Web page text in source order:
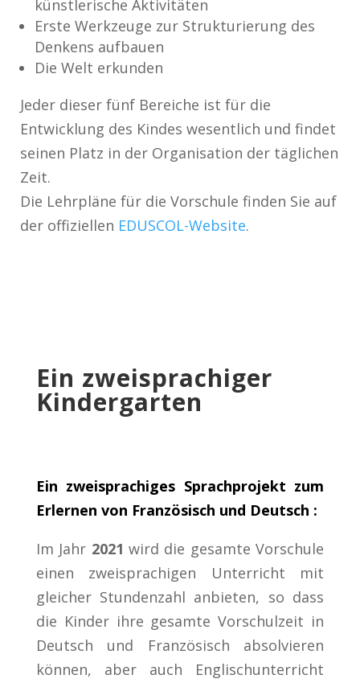
künstlerische Aktivitäten
Erste Werkzeuge zur Strukturierung des
Denkens aufbauen
Die Welt erkunden
Jeder dieser fünf Bereiche ist für die
Entwicklung des Kindes wesentlich und findet
seinen Platz in der Organisation der täglichen
Zeit.
Die Lehrpläne für die Vorschule finden Sie auf
der offiziellen EDUSCOL-Website.
Ein zweisprachiger
Kindergarten
Ein zweisprachiges Sprachprojekt zum
Erlernen von Französisch und Deutsch :
Im Jahr 2021 wird die gesamte Vorschule
einen zweisprachigen Unterricht mit
gleicher Stundenzahl anbieten, so dass
die Kinder ihre gesamte Vorschulzeit in
Deutsch und Französisch absolvieren
können, aber auch Englischunterricht